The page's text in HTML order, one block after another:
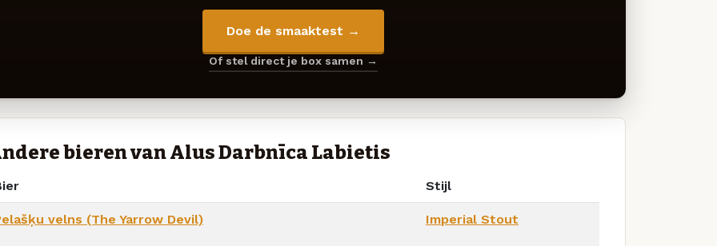
Doe de smaaktest →
Of stel direct je box samen →
bieren van Alus Darbnīca Labietis
Stijl
velns (The Yarrow Devil) Imperial Stout